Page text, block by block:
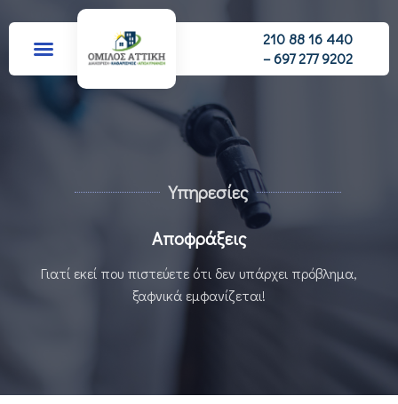
210 88 16 440
– 697 277 9202
Υπηρεσίες
Αποφράξεις
Γιατί εκεί που πιστεύετε ότι δεν υπάρχει πρόβλημα,
ξαφνικά εμφανίζεται!